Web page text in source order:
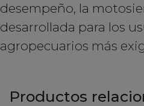
desempeño, la
desarrollada para los
agropecuarios más
Productos